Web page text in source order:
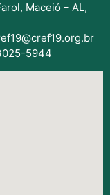
Maceió – AL,
5944